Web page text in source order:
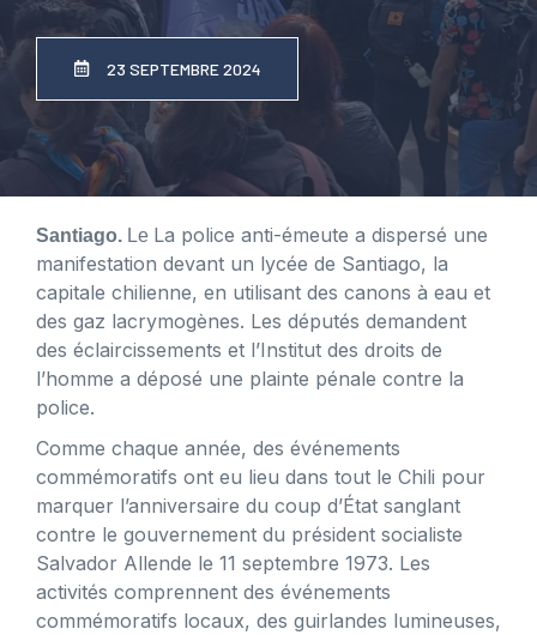
23 SEPTEMBRE 2024
Santiago. Le La police anti-émeute a dispersé une
manifestation devant un lycée de Santiago, la
capitale chilienne, en utilisant des canons à eau et
des gaz lacrymogènes. Les députés demandent
des éclaircissements et l’Institut des droits de
l’homme a déposé une plainte pénale contre la
police.
Comme chaque année, des événements
commémoratifs ont eu lieu dans tout le Chili pour
marquer l’anniversaire du coup d’État sanglant
contre le gouvernement du président socialiste
Salvador Allende le 11 septembre 1973. Les
activités comprennent des événements
commémoratifs locaux, des guirlandes lumineuses,